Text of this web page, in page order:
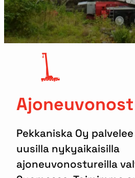
Pekkaniska Oy
uusilla nykyaikaisilla
ajoneuvonostureilla